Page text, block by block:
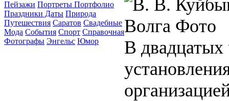
Пейзажи Портреты Портфолио
Праздники Даты Природа
Путешествия Саратов Свадебные
Мода События Спорт Справочная
Фотографы Энгельс Юмор
В двадцатых